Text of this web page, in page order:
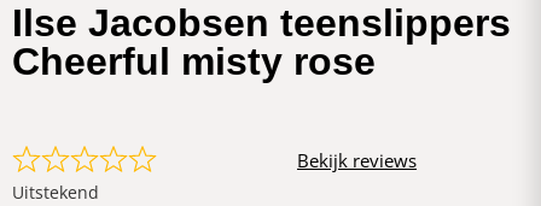
Ilse Jacobsen teenslippers
Cheerful misty rose
Uitstekend
Bekijk reviews